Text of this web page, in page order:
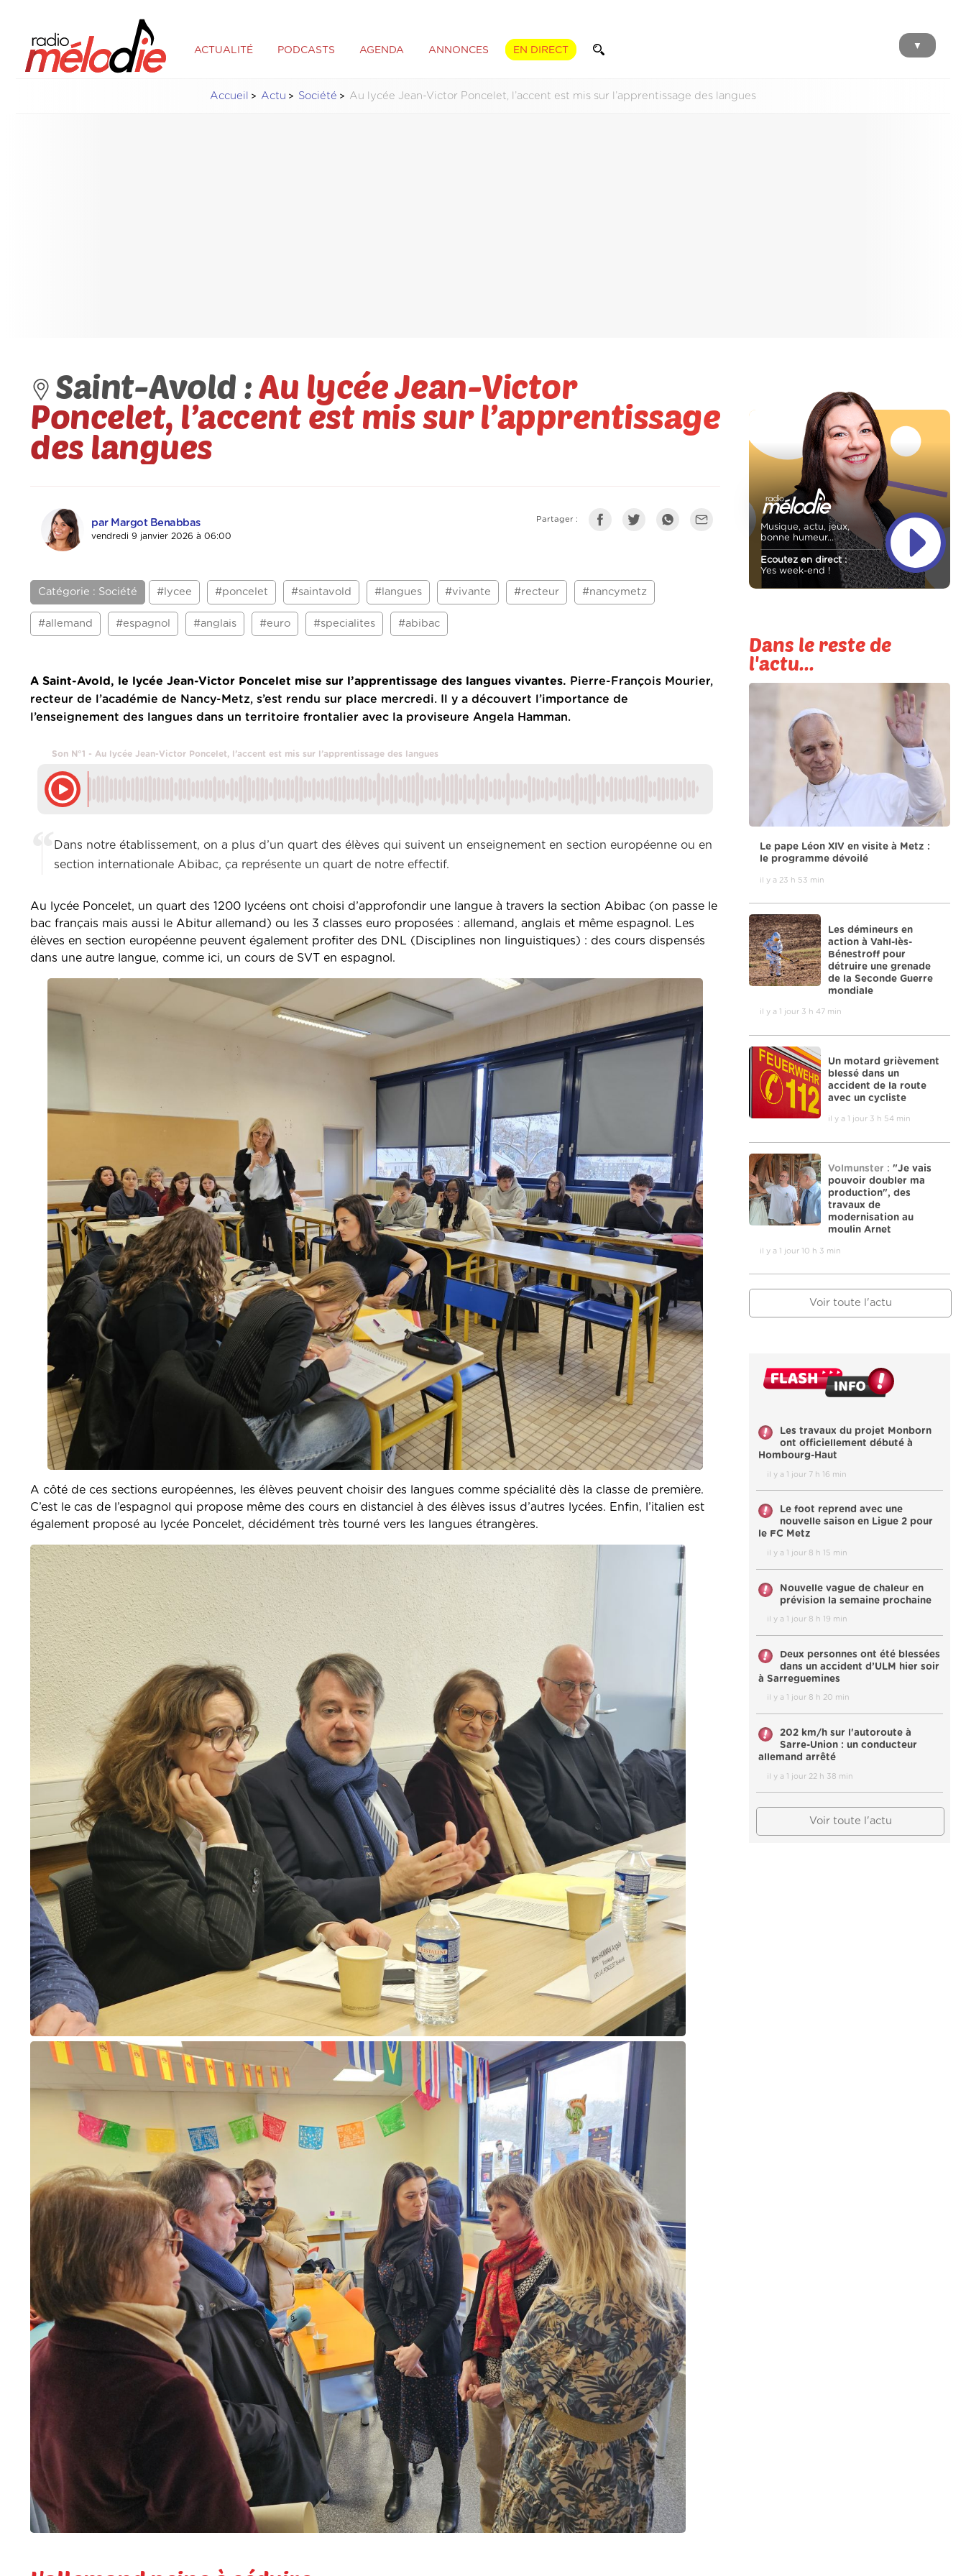
ACTUALITÉ PODCASTS AGENDA ANNONCES EN DIRECT ▼
Accueil Actu Société Au lycée Jean-Victor Poncelet, l’accent est mis sur l’apprentissage des langues
Saint-Avold :Au lycée Jean-Victor
Poncelet, l’accent est mis sur l’apprentissage
des langues
par Margot Benabbas
vendredi 9 janvier 2026 à 06:00
Partager :
Catégorie : Société #lycee #poncelet #saintavold #langues #vivante #recteur #nancymetz
#allemand #espagnol #anglais #euro #specialites #abibac
A Saint-Avold, le lycée Jean-Victor Poncelet mise sur l’apprentissage des langues vivantes. Pierre-François Mourier,
recteur de l’académie de Nancy-Metz, s’est rendu sur place mercredi. Il y a découvert l’importance de
l’enseignement des langues dans un territoire frontalier avec la proviseure Angela Hamman.
Son N°1 - Au lycée Jean-Victor Poncelet, l’accent est mis sur l’apprentissage des langues
Dans notre établissement, on a plus d’un quart des élèves qui suivent un enseignement en section européenne ou en
section internationale Abibac, ça représente un quart de notre effectif.
Au lycée Poncelet, un quart des 1200 lycéens ont choisi d’approfondir une langue à travers la section Abibac (on passe le
bac français mais aussi le Abitur allemand) ou les 3 classes euro proposées : allemand, anglais et même espagnol. Les
élèves en section européenne peuvent également profiter des DNL (Disciplines non linguistiques) : des cours dispensés
dans une autre langue, comme ici, un cours de SVT en espagnol.
A côté de ces sections européennes, les élèves peuvent choisir des langues comme spécialité dès la classe de première.
C’est le cas de l’espagnol qui propose même des cours en distanciel à des élèves issus d’autres lycées. Enfin, l’italien est
également proposé au lycée Poncelet, décidément très tourné vers les langues étrangères.
Musique, actu, jeux,
bonne humeur...
Ecoutez en direct :
Yes week-end !
Dans le reste de
l'actu...
Le pape Léon XIV en visite à Metz :
le programme dévoilé
il y a 23 h 53 min
Les démineurs en
action à Vahl-lès-
Bénestroff pour
détruire une grenade
de la Seconde Guerre
mondiale
il y a 1 jour 3 h 47 min
Un motard grièvement
blessé dans un
accident de la route
avec un cycliste
il y a 1 jour 3 h 54 min
Volmunster : "Je vais
pouvoir doubler ma
production", des
travaux de
modernisation au
moulin Arnet
il y a 1 jour 10 h 3 min
Voir toute l'actu
Les travaux du projet Monborn
ont officiellement débuté à
Hombourg-Haut
il y a 1 jour 7 h 16 min
Le foot reprend avec une
nouvelle saison en Ligue 2 pour
le FC Metz
il y a 1 jour 8 h 15 min
Nouvelle vague de chaleur en
prévision la semaine prochaine
il y a 1 jour 8 h 19 min
Deux personnes ont été blessées
dans un accident d’ULM hier soir
à Sarreguemines
il y a 1 jour 8 h 20 min
202 km/h sur l'autoroute à
Sarre-Union : un conducteur
allemand arrêté
il y a 1 jour 22 h 38 min
Voir toute l'actu